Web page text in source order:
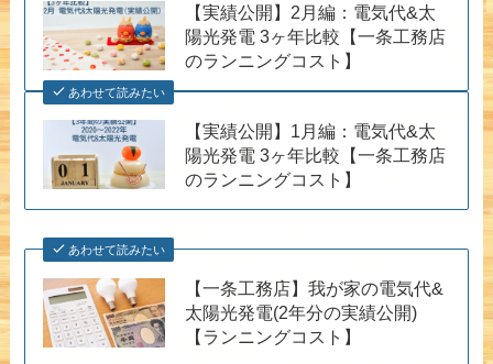
【実績公開】2月編：電気代&太
陽光発電 3ヶ年比較【一条工務店
のランニングコスト】
あわせて読みたい
【実績公開】1月編：電気代&太
陽光発電 3ヶ年比較【一条工務店
のランニングコスト】
あわせて読みたい
【一条工務店】我が家の電気代&
太陽光発電(2年分の実績公開)
【ランニングコスト】